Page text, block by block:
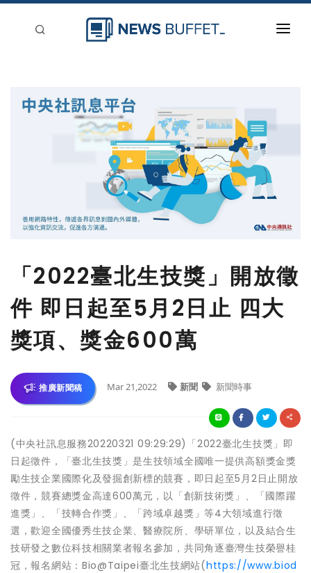
「2022臺北生技獎」開放徵
件 即日起至5月2日止 四大
獎項、獎金600萬
推廣新聞稿 Mar 21,2022 新聞 新聞時事
(中央社訊息服務20220321 09:29:29)「2022臺北生技獎」即
日起徵件，「臺北生技獎」是生技領域全國唯一提供高額獎金獎
勵生技企業國際化及發掘創新標的競賽，即日起至5月2日止開放
徵件，競賽總獎金高達600萬元，以「創新技術獎」、「國際躍
進獎」、「技轉合作獎」、「跨域卓越獎」等4大領域進行徵
選，歡迎全國優秀生技企業、醫療院所、學研單位，以及結合生
技研發之數位科技相關業者報名參加，共同角逐臺灣生技榮譽桂
冠，報名網站：Bio@Taipei臺北生技網站(https://www.biod